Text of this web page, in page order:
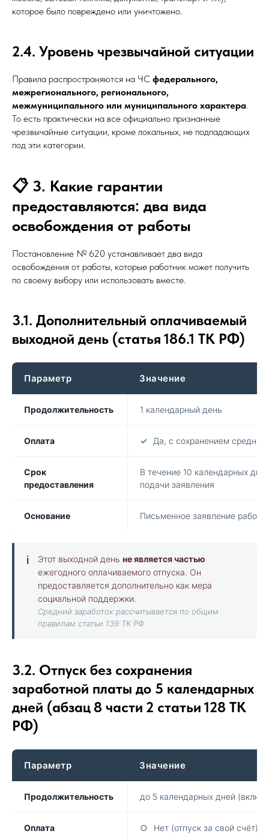
которое было повреждено или уничтожено.
2.4. Уровень чрезвычайной ситуации
Правила распространяются на ЧС федерального,
межрегионального, регионального,
межмуниципального или муниципального характера
То есть практически на все официально признанные
чрезвычайные ситуации, кроме локальных, не подпадающих
под эти категории.
📋 3. Какие гарантии
предоставляются: два вида
освобождения от работы
Постановление № 620 устанавливает два вида
освобождения от работы, которые работник может получить
по своему выбору или использовать вместе.
3.1. Дополнительный оплачиваемый
выходной день (статья 186.1 ТК РФ)
Параметр Значение
Продолжительность 1 календарный день
Оплата ✓ Да, с сохранением
Срок
предоставления
В течение 10 календарных
подачи заявления
Основание Письменное заявление
ℹ️ Этот выходной день не является частью
ежегодного оплачиваемого отпуска. Он
предоставляется дополнительно как мера
социальной поддержки.
Средний заработок рассчитывается по общим
правилам статьи 139 ТК РФ.
3.2. Отпуск без сохранения
заработной платы до 5 календарных
дней (абзац 8 части 2 статьи 128 ТК
РФ)
Параметр Значение
Продолжительность до 5 календарных дней
Оплата ○ Нет (отпуск за свой счёт)